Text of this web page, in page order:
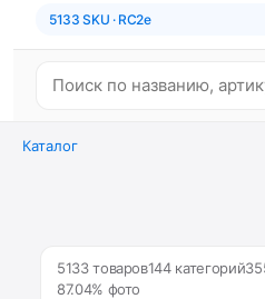
5133 SKU · RC2e
Каталог
5133 товаров144 категорий
87.04% фото